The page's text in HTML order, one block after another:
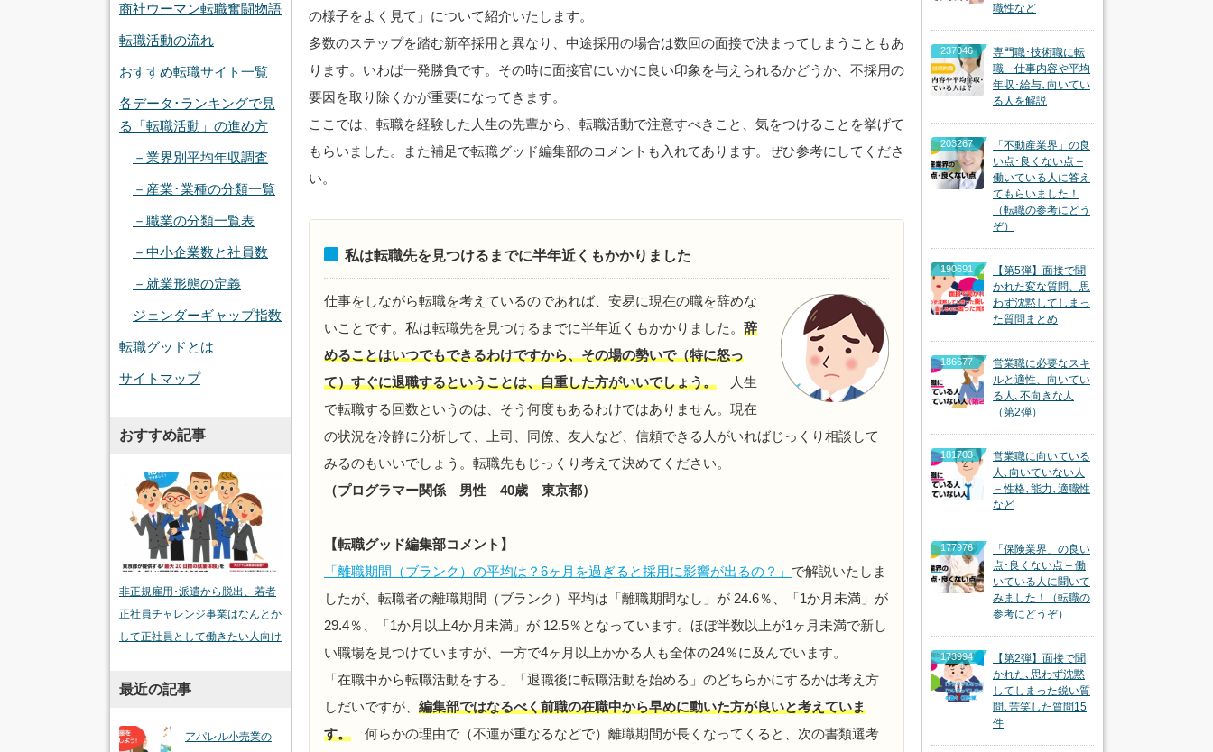
の様子をよく見て」について紹介いたします。
多数のステップを踏む新卒採用と異なり、中途採用の場合は数回の面接で決まってしまうこともあ
ります。いわば一発勝負です。その時に面接官にいかに良い印象を与えられるかどうか、不採用の
要因を取り除くかが重要になってきます。
ここでは、転職を経験した人生の先輩から、転職活動で注意すべきこと、気をつけることを挙げて
もらいました。また補足で転職グッド編集部のコメントも入れてあります。ぜひ参考にしてくださ
い。
私は転職先を見つけるまでに半年近くもかかりました
仕事をしながら転職を考えているのであれば、安易に現在の職を辞めな
いことです。私は転職先を見つけるまでに半年近くもかかりました。 辞
めることはいつでもできるわけですから、その場の勢いで（特に怒っ
て）すぐに退職するということは、自重した方がいいでしょう。 人生
で転職する回数というのは、そう何度もあるわけではありません。現在
の状況を冷静に分析して、上司、同僚、友人など、信頼できる人がいればじっくり相談して
みるのもいいでしょう。転職先もじっくり考えて決めてください。
（プログラマー関係 男性 40歳 東京都）
【転職グッド編集部コメント】
「離職期間（ブランク）の平均は？6ヶ月を過ぎると採用に影響が出るの？」 で解説いたしま
したが、転職者の離職期間（ブランク）平均は「離職期間なし」が 24.6％、「1か月未満」が
29.4％、「1か月以上4か月未満」が 12.5％となっています。ほぼ半数以上が1ヶ月未満で新し
い職場を見つけていますが、一方で4ヶ月以上かかる人も全体の24％に及んでいます。
「在職中から転職活動をする」「退職後に転職活動を始める」のどちらかにするかは考え方
しだいですが、 編集部ではなるべく前職の在職中から早めに動いた方が良いと考えていま
す。 何らかの理由で（不運が重なるなどで）離職期間が長くなってくると、次の書類選考
商社ウーマン転職奮闘物語
転職活動の流れ
おすすめ転職サイト一覧
各データ･ランキングで見
る「転職活動」の進め方
－業界別平均年収調査
－産業･業種の分類一覧
－職業の分類一覧表
－中小企業数と社員数
－就業形態の定義
ジェンダーギャップ指数
転職グッドとは
サイトマップ
おすすめ記事
非正規雇用･派遣から脱出、若者
正社員チャレンジ事業はなんとか
して正社員として働きたい人向け
最近の記事
アパレル小売業の
職性など
237046
専門職･技術職に転
職－仕事内容や平均
年収･給与､向いてい
る人を解説
203267
「不動産業界」の良
い点･良くない点 –
働いている人に答え
てもらいました！
（転職の参考にどう
ぞ）
190691
【第5弾】面接で聞
かれた変な質問、思
わず沈黙してしまっ
た質問まとめ
186677
営業職に必要なスキ
ルと適性、向いてい
る人､不向きな人
（第2弾）
181703
営業職に向いている
人､向いていない人
－性格､能力､適職性
など
177976
「保険業界」の良い
点･良くない点 – 働
いている人に聞いて
みました！（転職の
参考にどうぞ）
173994
【第2弾】面接で聞
かれた､思わず沈黙
してしまった鋭い質
問､苦笑した質問15
件